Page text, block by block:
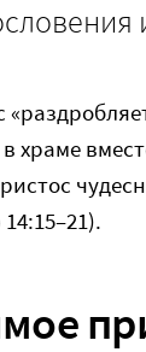
храме